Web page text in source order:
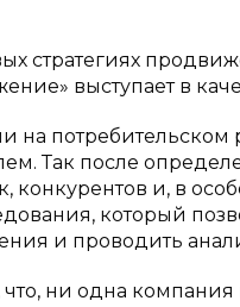
стратегиях
выступает в
на
Так после
конкурентов и, в
который
и проводить
что, ни одна